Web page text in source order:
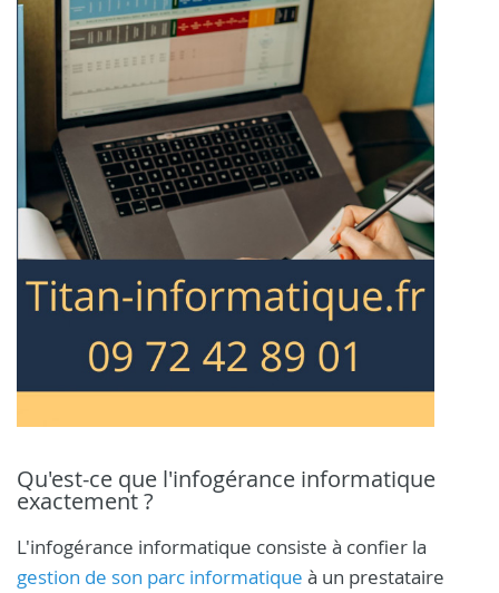
Qu'est-ce que l'infogérance informatique
exactement ?
L'infogérance informatique consiste à confier la
gestion de son parc informatique à un prestataire